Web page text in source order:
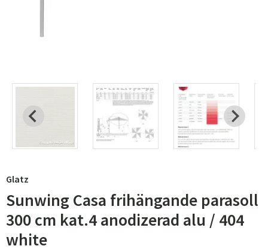
Glatz
Sunwing Casa frihängande parasoll
300 cm kat.4 anodizerad alu / 404
white